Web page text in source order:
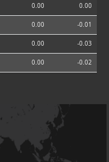
0.00 0.00
0.00 -0.01
0.00 -0.03
0.00 -0.02